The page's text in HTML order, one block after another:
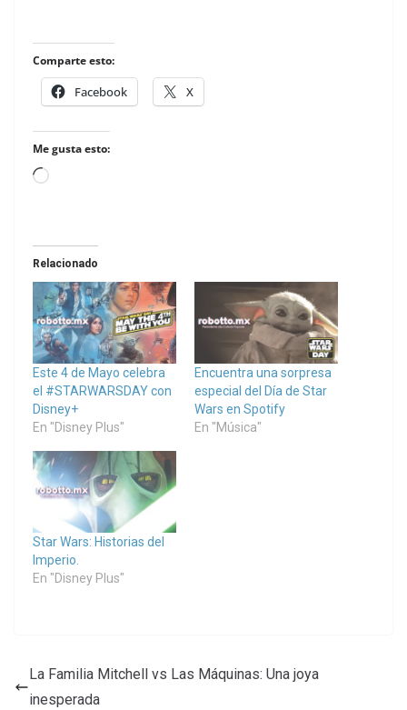
Comparte esto:
Facebook X
Me gusta esto:
Loading…
Relacionado
Este 4 de Mayo celebra
el #STARWARSDAY con
Disney+
En "Disney Plus"
Encuentra una sorpresa
especial del Día de Star
Wars en Spotify
En "Música"
Star Wars: Historias del
Imperio.
En "Disney Plus"
La Familia Mitchell vs Las Máquinas: Una joya
inesperada